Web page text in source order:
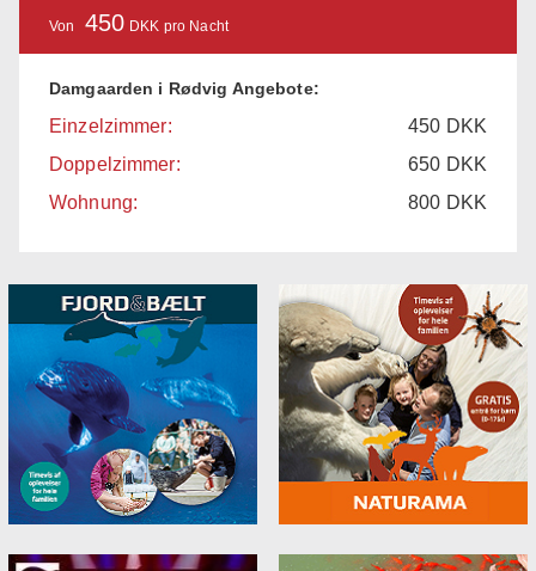
Von 450 DKK pro Nacht
Damgaarden i Rødvig Angebote:
Einzelzimmer: 450 DKK
Doppelzimmer:
650 DKK
Wohnung:
800 DKK